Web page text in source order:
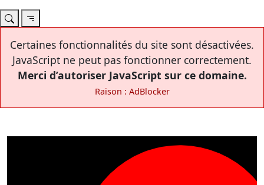
Certaines fonctionnalités du site sont désactivées.
JavaScript ne peut pas fonctionner correctement.
Merci d’autoriser JavaScript sur ce domaine.
Raison : AdBlocker